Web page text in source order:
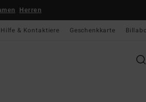
Herren
Hilfe & Kontaktiere Geschenkkarte